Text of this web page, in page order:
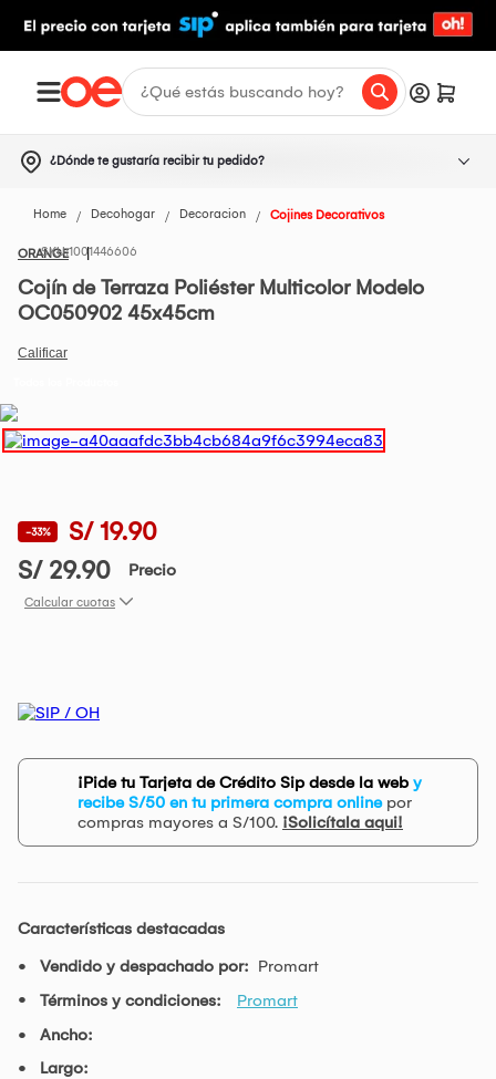
¿Dónde te gustaría recibir tu pedido?
Home Decohogar Decoracion Cojines Decorativos
ORANGE1001446606
Cojín de Terraza Poliéster Multicolor Modelo
OC050902 45x45cm
-33%
S/ 19.90
S/ 29.90
Precio
Calcular cuotas
¡Pide tu Tarjeta de Crédito Sip desde la web y
recibe S/50 en tu primera compra onlinepor
compras mayores a S/100. ¡Solicítala aqui!
Características destacadas
Vendido y despachado por: Promart
Términos y condiciones:
Promart
Ancho:
Largo: